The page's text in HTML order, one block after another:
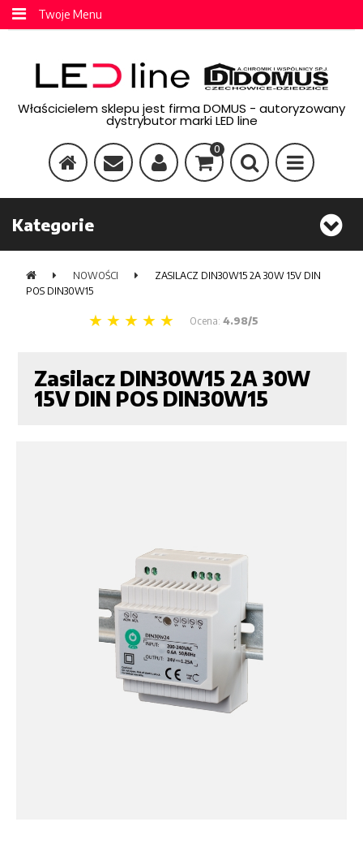
Twoje Menu
Właścicielem sklepu jest firma DOMUS - autoryzowany
dystrybutor marki LED line
0
Kategorie
NOWOŚCI
ZASILACZ DIN30W15 2A 30W 15V DIN
POS DIN30W15
Ocena: 4.98/5
Zasilacz DIN30W15 2A 30W
15V DIN POS DIN30W15